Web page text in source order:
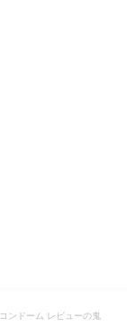
コンドーム レビューの鬼